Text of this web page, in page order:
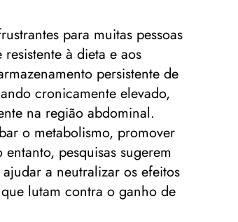
para muitas pessoas
à dieta e aos
persistente de
cronicamente elevado,
na região abdominal.
o metabolismo, promover
pesquisas sugerem
a neutralizar os efeitos
lutam contra o ganho de